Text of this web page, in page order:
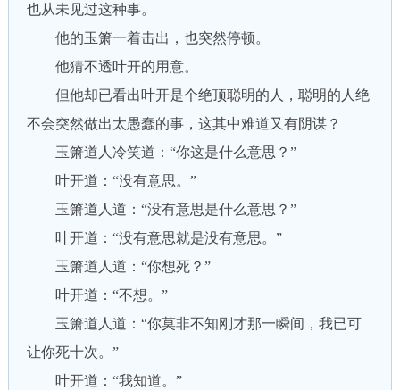
也从未见过这种事。
他的玉箫一着击出，也突然停顿。
他猜不透叶开的用意。
但他却已看出叶开是个绝顶聪明的人，聪明的人绝
不会突然做出太愚蠢的事，这其中难道又有阴谋？
玉箫道人冷笑道：“你这是什么意思？”
叶开道：“没有意思。”
玉箫道人道：“没有意思是什么意思？”
叶开道：“没有意思就是没有意思。”
玉箫道人道：“你想死？”
叶开道：“不想。”
玉箫道人道：“你莫非不知刚才那一瞬间，我已可
让你死十次。”
叶开道：“我知道。”